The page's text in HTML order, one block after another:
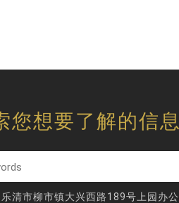
您想要了解的信息
清市柳市镇大兴西路189号上园办